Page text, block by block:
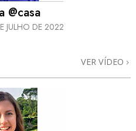
@casa
JULHO DE 2022
VER VÍDEO